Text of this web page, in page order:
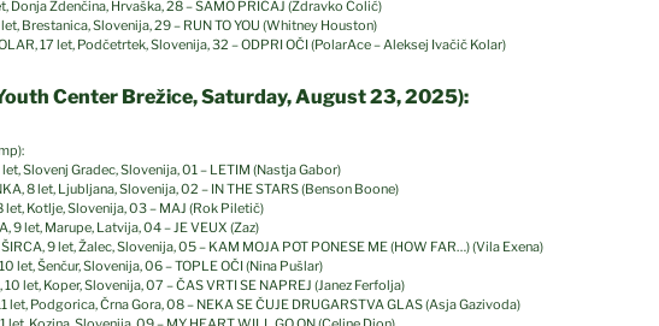
Donja Zdenčina, Hrvaška, 28 – SAMO PRIČAJ (Zdravko Čolić)
Brestanica, Slovenija, 29 – RUN TO YOU (Whitney Houston)
17 let, Podčetrtek, Slovenija, 32 – ODPRI OČI (PolarAce – Aleksej Ivačič Kolar)
Center Brežice, Saturday, August 23, 2025):
Slovenj Gradec, Slovenija, 01 – LETIM (Nastja Gabor)
8 let, Ljubljana, Slovenija, 02 – IN THE STARS (Benson Boone)
let, Kotlje, Slovenija, 03 – MAJ (Rok Piletič)
9 let, Marupe, Latvija, 04 – JE VEUX (Zaz)
9 let, Žalec, Slovenija, 05 – KAM MOJA POT PONESE ME (HOW FAR…) (Vila Exena)
let, Šenčur, Slovenija, 06 – TOPLE OČI (Nina Pušlar)
10 let, Koper, Slovenija, 07 – ČAS VRTI SE NAPREJ (Janez Ferfolja)
let, Podgorica, Črna Gora, 08 – NEKA SE ČUJE DRUGARSTVA GLAS (Asja Gazivoda)